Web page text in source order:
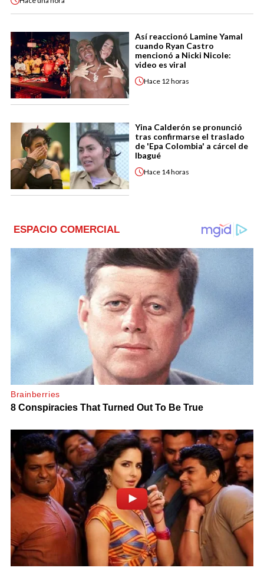
Así reaccionó Lamine Yamal
cuando Ryan Castro
mencionó a Nicki Nicole:
video es viral
Hace 12 horas
Yina Calderón se pronunció
tras confirmarse el traslado
de 'Epa Colombia' a cárcel de
Ibagué
Hace 14 horas